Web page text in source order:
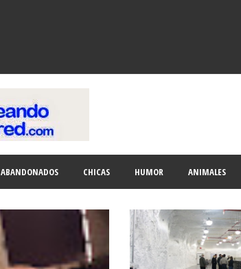
ABANDONADOS CHICAS HUMOR ANIMALES